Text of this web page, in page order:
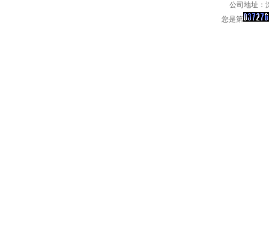
公司地址：
您是第